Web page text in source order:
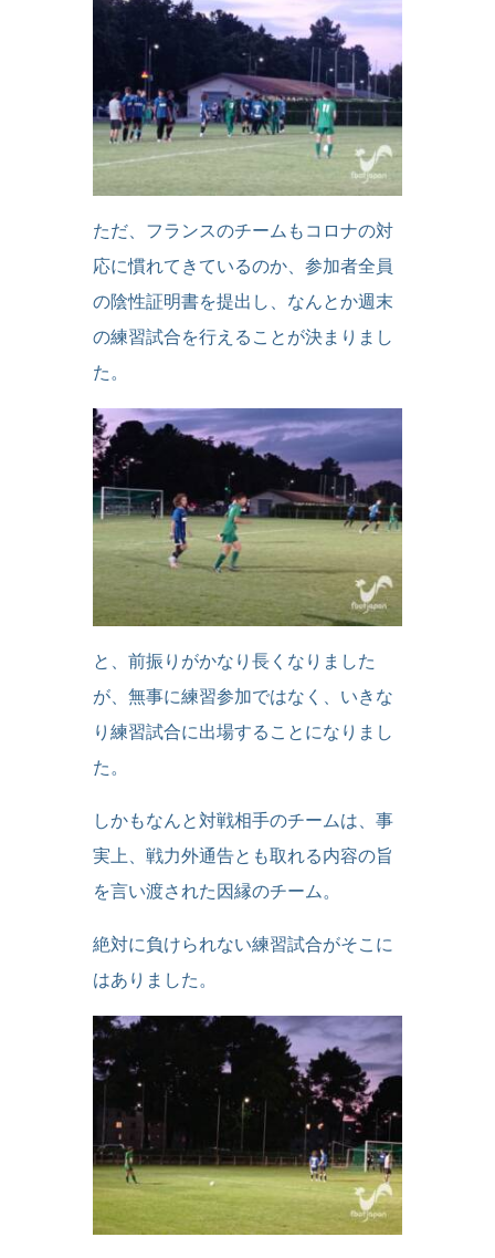
ただ、フランスのチームもコロナの対
応に慣れてきているのか、参加者全員
の陰性証明書を提出し、なんとか週末
の練習試合を行えることが決まりまし
た。
と、前振りがかなり長くなりました
が、無事に練習参加ではなく、いきな
り練習試合に出場することになりまし
た。
しかもなんと対戦相手のチームは、事
実上、戦力外通告とも取れる内容の旨
を言い渡された因縁のチーム。
絶対に負けられない練習試合がそこに
はありました。